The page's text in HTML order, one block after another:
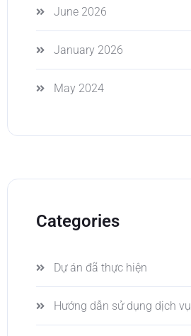
June 2026
January 2026
May 2024
Categories
Dự án đã thực hiện
Hướng dẫn sử dụng dịch vụ